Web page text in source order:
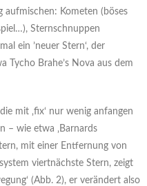
aufmischen: Kometen (böses
Sternschnuppen
ein ’neuer Stern‘, der
Tycho Brahe’s Nova aus dem
mit ‚fix‘ nur wenig anfangen
– wie etwa ‚Barnards
mit einer Entfernung von
viertnächste Stern, zeigt
(Abb. 2), er verändert also